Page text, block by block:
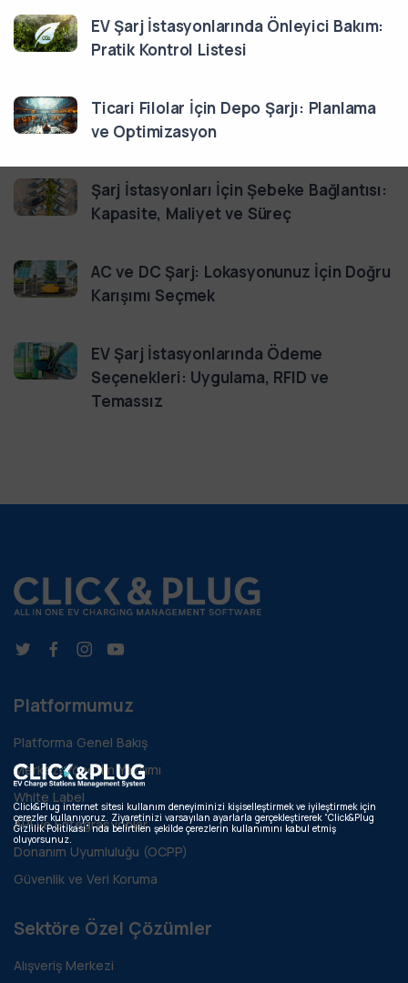
EV Şarj İstasyonlarında Önleyici Bakım:
Pratik Kontrol Listesi
Ticari Filolar İçin Depo Şarjı: Planlama
ve Optimizasyon
Şarj İstasyonları İçin Şebeke Bağlantısı:
Kapasite, Maliyet ve Süreç
AC ve DC Şarj: Lokasyonunuz İçin Doğru
Karışımı Seçmek
EV Şarj İstasyonlarında Ödeme
Seçenekleri: Uygulama, RFID ve
Temassız
Platformumuz
Platforma Genel Bakış
Merkezi Yönetim Yazılımı
White Label
API ve Entegrasyonlar
Donanım Uyumluluğu (OCPP)
Güvenlik ve Veri Koruma
Sektöre Özel Çözümler
Alışveriş Merkezi
Click&Plug internet sitesi kullanım deneyiminizi kişiselleştirmek ve iyileştirmek için
çerezler kullanıyoruz. Ziyaretinizi varsayılan ayarlarla gerçekleştirerek “Click&Plug
Gizlilik Politikası” nda belirtilen şekilde çerezlerin kullanımını kabul etmiş
oluyorsunuz.